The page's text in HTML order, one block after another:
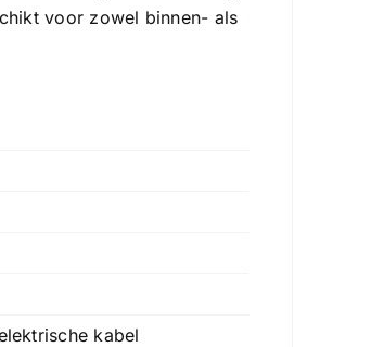
voor zowel binnen- als
kabel